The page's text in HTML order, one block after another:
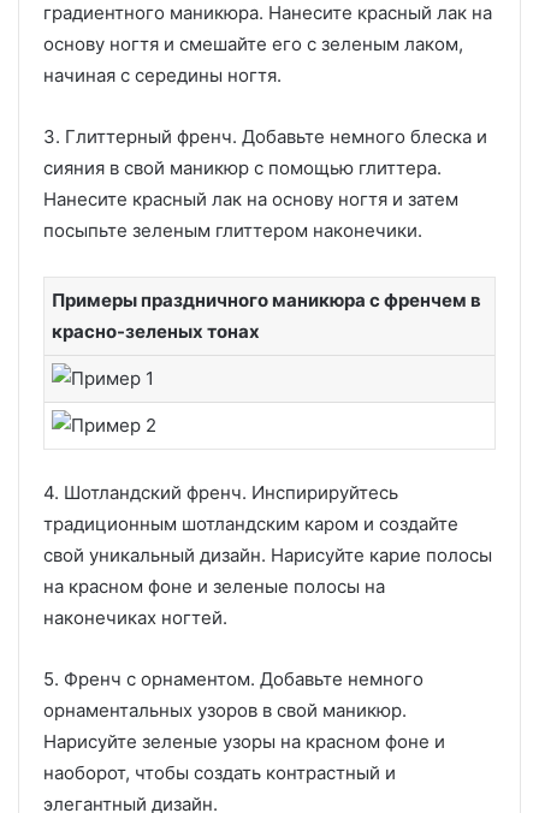
градиентного маникюра. Нанесите красный лак на
основу ногтя и смешайте его с зеленым лаком,
начиная с середины ногтя.
3. Глиттерный френч. Добавьте немного блеска и
сияния в свой маникюр с помощью глиттера.
Нанесите красный лак на основу ногтя и затем
посыпьте зеленым глиттером наконечики.
Примеры праздничного маникюра с френчем в
красно-зеленых тонах
4. Шотландский френч. Инспирируйтесь
традиционным шотландским каром и создайте
свой уникальный дизайн. Нарисуйте карие полосы
на красном фоне и зеленые полосы на
наконечиках ногтей.
5. Френч с орнаментом. Добавьте немного
орнаментальных узоров в свой маникюр.
Нарисуйте зеленые узоры на красном фоне и
наоборот, чтобы создать контрастный и
элегантный дизайн.